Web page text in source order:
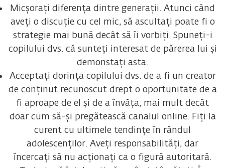
Micșorați diferența dintre generații. Atunci când
aveți o discuție cu cel mic, să ascultați poate fi o
strategie mai bună decât să îi vorbiți. Spuneți-i
copilului dvs. că sunteți interesat de părerea lui și
demonstați asta.
Acceptați dorința copilului dvs. de a fi un creator
de conținut recunoscut drept o oportunitate de a
fi aproape de el și de a învăța, mai mult decât
doar cum să-și pregătească canalul online. Fiți la
curent cu ultimele tendințe în rândul
adolescenților. Aveți responsabilități, dar
încercați să nu acționați ca o figură autoritară.